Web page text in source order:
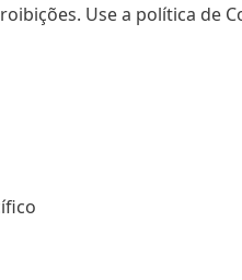
Use a política de